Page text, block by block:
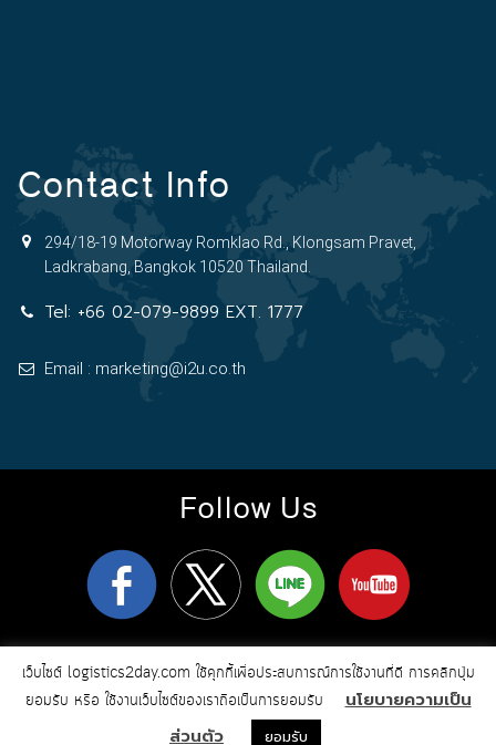
Contact Info
294/18-19 Motorway Romklao Rd., Klongsam Pravet,
Ladkrabang, Bangkok 10520 Thailand.
Tel: +66 02-079-9899 EXT. 1777
Email : marketing@i2u.co.th
Follow Us
Copyright 2026logistics2day.com© All Rights Reserved
Online Marketing & Web Design by i2u
Communication
เว็บไซต์ logistics2day.com ใช้คุกกี้เพื่อประสบการณ์การใช้งานที่ดี การคลิกปุ่ม
ยอมรับ หรือ ใช้งานเว็บไซต์ของเราถือเป็นการยอมรับ
นโยบายความเป็น
ส่วนตัว
ยอมรับ